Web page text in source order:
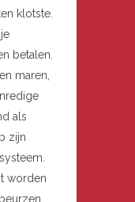
klotste.
betalen.
maren,
als
zijn
worden